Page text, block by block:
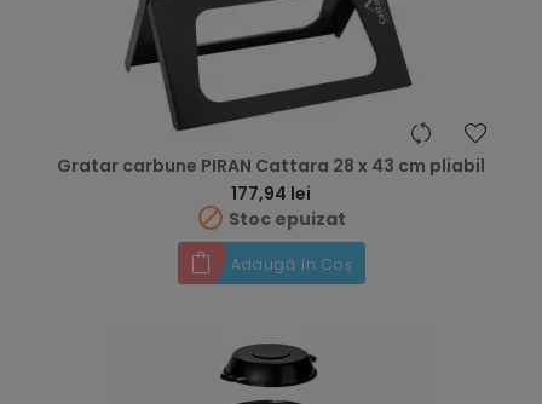
Gratar carbune PIRAN Cattara 28 x 43 cm pliabil
177,94 lei
 Stoc epuizat
Adaugă în Coș